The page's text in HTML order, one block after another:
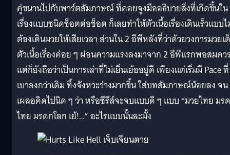
คู่ขนานไปกับพาร์ตสัมภาษณ์ ที่คอยจูงมืออธิบายสิ่งที่เกิดขึ้นใน
เรื่องแบบชนิดช็อตต่อช็อต ก็เลยทำให้ตัวเนื้อเรื่องเดินเร็วแบบ
ต้องเดินมวยให้เสียเวลา ส่วนใน 2 อีพีหลังที่ว่าด้วยวงการมวยเ
ตัวเนื้อเรื่องค่อย ๆ ผ่อนความแรงลงมาจาก 2 อีพีแรกพอสมคว
แต่ก็ยังถือว่าเป็นการเล่าที่ไม่เยิ่นเย้ออยู่ดี เพียงแต่เริ่มมี Pace ที่
เบาลงกว่าเดิม ทิ้งจังหวะว่างมากขึ้น ใส่บทสัมภาษณ์น้อยลง จน
เผลอคิดไปนิด ๆ ว่า หรือซีรีส์จะจบแบบดี ๆ แบบ “มวยไทย มร
ไทย มรดกโลก เย้!…” อะไรแบบนั้นละมั้ง